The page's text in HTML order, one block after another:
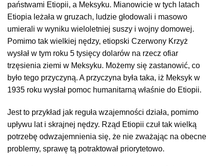
państwami Etiopii, a Meksyku. Mianowicie w tych latach
Etiopia leżała w gruzach, ludzie głodowali i masowo
umierali w wyniku wieloletniej suszy i wojny domowej.
Pomimo tak wielkiej nędzy, etiopski Czerwony Krzyż
wysłał w tym roku 5 tysięcy dolarów na rzecz ofiar
trzęsienia ziemi w Meksyku. Możemy się zastanowić, co
było tego przyczyną. A przyczyna była taka, iż Meksyk w
1935 roku wysłał pomoc humanitarną właśnie do Etiopii.
Jest to przykład jak reguła wzajemności działa, pomimo
upływu lat i skrajnej nędzy. Rząd Etiopii czuł tak wielką
potrzebę odwzajemnienia się, że nie zważając na obecne
problemy, sprawę tą potraktował priorytetowo.